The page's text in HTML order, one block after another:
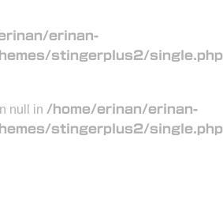
erinan-
stingerplus2/single.php
null in /home/erinan/erinan-
stingerplus2/single.php